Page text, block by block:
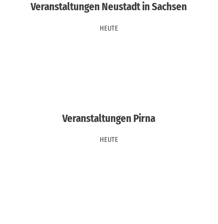
Veranstaltungen Neustadt in Sachsen
HEUTE
Veranstaltungen Pirna
HEUTE